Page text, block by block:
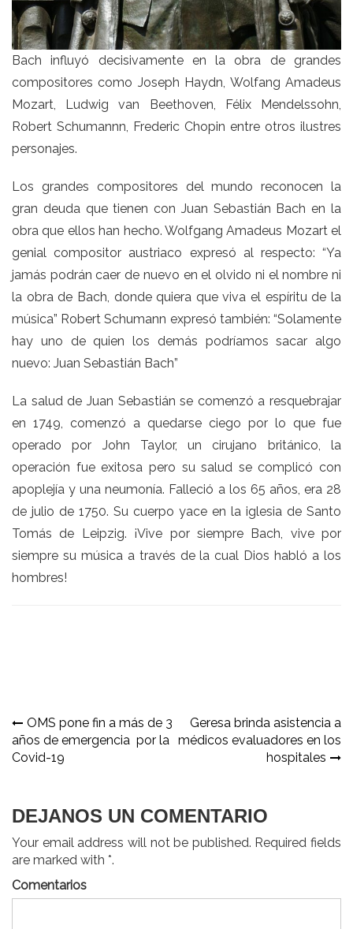
Bach influyó decisivamente en la obra de grandes
compositores como Joseph Haydn, Wolfang Amadeus
Mozart, Ludwig van Beethoven, Félix Mendelssohn,
Robert Schumannn, Frederic Chopin entre otros ilustres
personajes.
Los grandes compositores del mundo reconocen la
gran deuda que tienen con Juan Sebastián Bach en la
obra que ellos han hecho. Wolfgang Amadeus Mozart el
genial compositor austriaco expresó al respecto: “Ya
jamás podrán caer de nuevo en el olvido ni el nombre ni
la obra de Bach, donde quiera que viva el espíritu de la
música” Robert Schumann expresó también: “Solamente
hay uno de quien los demás podríamos sacar algo
nuevo: Juan Sebastián Bach”
La salud de Juan Sebastián se comenzó a resquebrajar
en 1749, comenzó a quedarse ciego por lo que fue
operado por John Taylor, un cirujano británico, la
operación fue exitosa pero su salud se complicó con
apoplejía y una neumonía. Falleció a los 65 años, era 28
de julio de 1750. Su cuerpo yace en la iglesia de Santo
Tomás de Leipzig. ¡Vive por siempre Bach, vive por
siempre su música a través de la cual Dios habló a los
hombres!
Navegación
de
OMS pone fin a más de 3
años de emergencia por la
Covid-19
Geresa brinda asistencia a
médicos evaluadores en los
hospitales
DEJANOS UN COMENTARIO
Your email address will not be published. Required fields
are marked with *.
Comentarios